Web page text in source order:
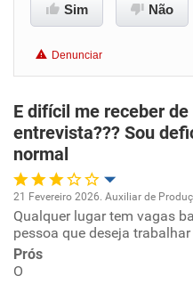
Benefícios
Recomenda esta
Sim Não
Denunciar
E difícil me receber
entrevista??? Sou
normal
Oportunidade de promoção
Ambiente de trabalho
21 Fevereiro 2026. Auxiliar de
Qualquer lugar tem vagas
pessoa que deseja
Prós
O